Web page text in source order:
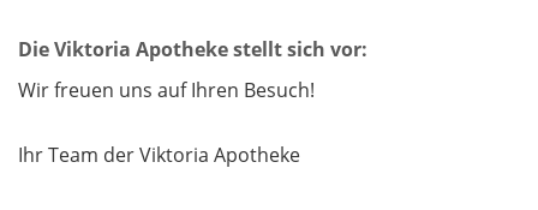
Die Viktoria Apotheke stellt sich vor:
Wir freuen uns auf Ihren Besuch!
Ihr Team der Viktoria Apotheke